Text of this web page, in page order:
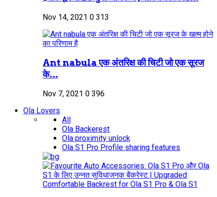
Nov 14, 2021 0 313
Ant nabula एक अंतरिक्ष की चिटी जो एक सूरज
के...
Nov 7, 2021 0 396
Ola Lovers
All
Ola Backerest
Ola proximity unlock
Ola S1 Pro Profile sharing features